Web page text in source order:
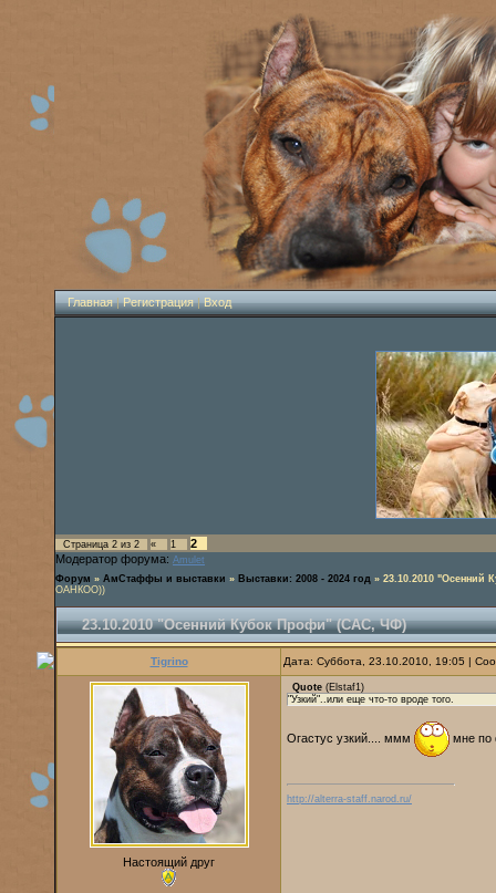
Главная|Регистрация|Вход
Страница 2 из 2 « 1
2
Модератор форума: Amulet
Форум » АмСтаффы и выставки » Выставки: 2008 - 2024 год » 23.10.2010
ОАНКОО))
23.10.2010 "Осенний Кубок Профи" (САС, ЧФ)
Tigrino Дата: Суббота, 23.10.2010, 19:05 |
Настоящий друг
Quote (Elstaf1)
"Узкий"..или еще что-то вроде того.
Огастус узкий.... ммм мне по
http://alterra-staff.narod.ru/